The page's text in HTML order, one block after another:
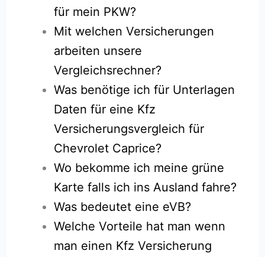
für mein PKW?
Mit welchen Versicherungen
arbeiten unsere
Vergleichsrechner?
Was benötige ich für Unterlagen
Daten für eine Kfz
Versicherungsvergleich für
Chevrolet Caprice?
Wo bekomme ich meine grüne
Karte falls ich ins Ausland fahre?
Was bedeutet eine eVB?
Welche Vorteile hat man wenn
man einen Kfz Versicherung